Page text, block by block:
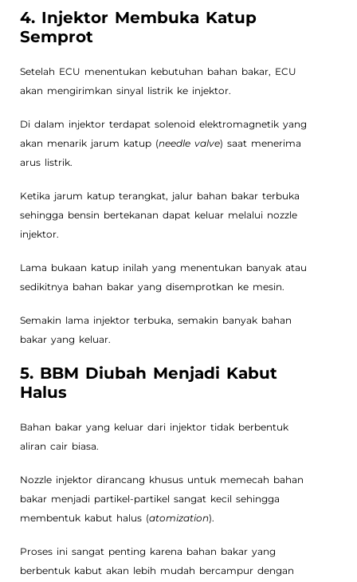
4. Injektor Membuka Katup
Semprot
Setelah ECU menentukan kebutuhan bahan bakar, ECU
akan mengirimkan sinyal listrik ke injektor.
Di dalam injektor terdapat solenoid elektromagnetik yang
akan menarik jarum katup (needle valve) saat menerima
arus listrik.
Ketika jarum katup terangkat, jalur bahan bakar terbuka
sehingga bensin bertekanan dapat keluar melalui nozzle
injektor.
Lama bukaan katup inilah yang menentukan banyak atau
sedikitnya bahan bakar yang disemprotkan ke mesin.
Semakin lama injektor terbuka, semakin banyak bahan
bakar yang keluar.
5. BBM Diubah Menjadi Kabut
Halus
Bahan bakar yang keluar dari injektor tidak berbentuk
aliran cair biasa.
Nozzle injektor dirancang khusus untuk memecah bahan
bakar menjadi partikel-partikel sangat kecil sehingga
membentuk kabut halus (atomization).
Proses ini sangat penting karena bahan bakar yang
berbentuk kabut akan lebih mudah bercampur dengan